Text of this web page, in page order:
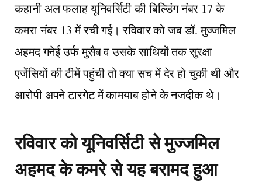
कहानी अल फलाह यूनिवर्सिटी की बिल्डिंग नंबर 17 के
कमरा नंबर 13 में रची गई। रविवार को जब डॉ. मुज्जमिल
अहमद गनेई उर्फ मुसैब व उसके साथियों तक सुरक्षा
एजेंसियों की टीमें पहुंची तो क्या सच में देर हो चुकी थी और
आरोपी अपने टारगेट में कामयाब होने के नजदीक थे।
रविवार को यूनिवर्सिटी से मुज्जमिल
अहमद के कमरे से यह बरामद हुआ